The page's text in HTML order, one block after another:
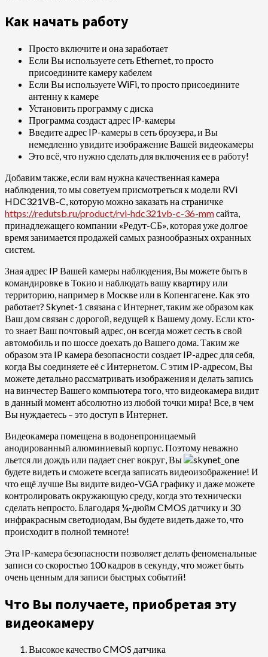
Как начать работу
Просто включите и она заработает
Если Вы используете сеть Ethernet, то просто
присоедините камеру кабелем
Если Вы используете WiFi, то просто присоедините
антенну к камере
Установить программу с диска
Программа создаст адрес IP-камеры
Введите адрес IP-камеры в сеть броузера, и Вы
немедленно увидите изображение Вашей видеокамеры
Это всё, что нужно сделать для включения ее в работу!
Добавим также, если вам нужна качественная камера
наблюдения, то мы советуем присмотреться к модели RVi
HDC321VB-C, которую можно заказать на страничке
https://redutsb.ru/product/rvi-hdc321vb-c-36-mmсайта,
принадлежащего компании «Редут-СБ», которая уже долгое
время занимается продажей самых разнообразных охранных
систем.
Зная адрес IP Вашей камеры наблюдения, Вы можете быть в
командировке в Токио и наблюдать вашу квартиру или
территорию, например в Москве или в Копенгагене. Как это
работает? Skynet-1 связана с Интернет, таким же образом как
Ваш дом связан с дорогой, ведущей к Вашему дому. Если кто-
то знает Ваш почтовый адрес, он всегда может сесть в свой
автомобиль и по шоссе доехать до Вашего дома. Таким же
образом эта IP камера безопасности создает IP-адрес для себя,
когда Вы соединяете её с Интернетом. С этим IP-адресом, Вы
можете детально рассматривать изображения и делать запись
на винчестер Вашего компьютера того, что видеокамера видит
в данный момент абсолютно из любой точки мира! Все, в чем
Вы нуждаетесь – это доступ в Интернет.
Видеокамера помещена в водонепроницаемый
анодированный алюминиевый корпус. Поэтому неважно
льется ли дождь или падает снег вокруг, Вы
будете видеть и сможете всегда записать видеоизображение! И
что ещё лучше Вы видите видео-VGA графику и даже можете
контролировать окружающую среду, когда это технически
сделать непросто. Благодаря ¼-дюйм CMOS датчику и 30
инфракрасным светодиодам, Вы будете видеть даже то, что
происходит в полной темноте!
Эта IP-камера безопасности позволяет делать феноменальные
записи со скоростью 100 кадров в секунду, что может быть
очень ценным для записи быстрых событий!
Что Вы получаете, приобретая эту
видеокамеру
Высокое качество CMOS датчика